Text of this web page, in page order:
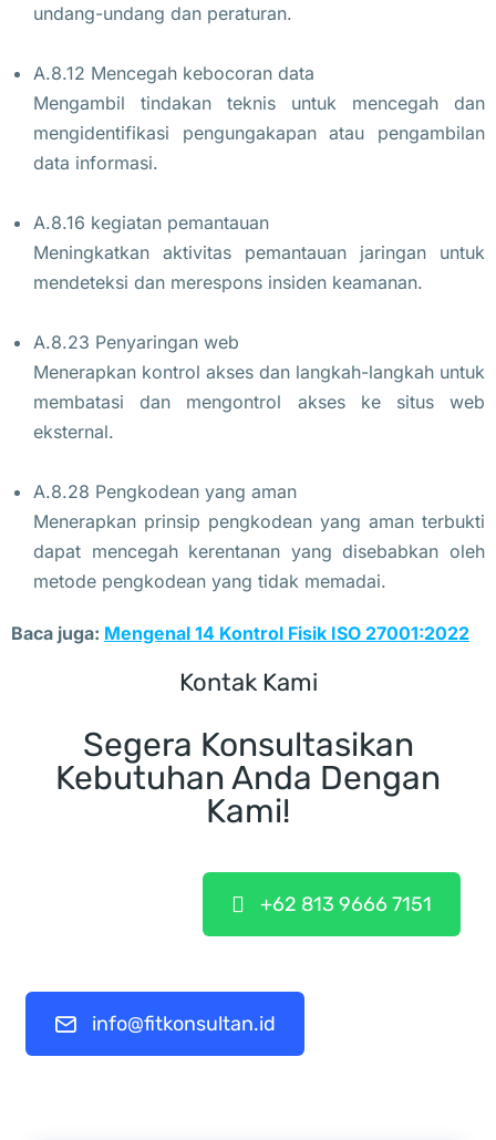
undang-undang dan peraturan.
A.8.12 Mencegah kebocoran data
Mengambil tindakan teknis untuk mencegah dan
mengidentifikasi pengungakapan atau pengambilan
data informasi.
A.8.16 kegiatan pemantauan
Meningkatkan aktivitas pemantauan jaringan untuk
mendeteksi dan merespons insiden keamanan.
A.8.23 Penyaringan web
Menerapkan kontrol akses dan langkah-langkah untuk
membatasi dan mengontrol akses ke situs web
eksternal.
A.8.28 Pengkodean yang aman
Menerapkan prinsip pengkodean yang aman terbukti
dapat mencegah kerentanan yang disebabkan oleh
metode pengkodean yang tidak memadai.
Baca juga: Mengenal 14 Kontrol Fisik ISO 27001:2022
Kontak Kami
Segera Konsultasikan
Kebutuhan Anda Dengan
Kami!
+62 813 9666 7151
info@fitkonsultan.id